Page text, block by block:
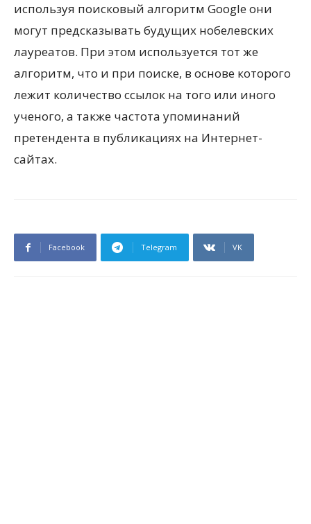
используя поисковый алгоритм Google они
могут предсказывать будущих нобелевских
лауреатов. При этом используется тот же
алгоритм, что и при поиске, в основе которого
лежит количество ссылок на того или иного
ученого, а также частота упоминаний
претендента в публикациях на Интернет-
сайтах.
Facebook Telegram VK